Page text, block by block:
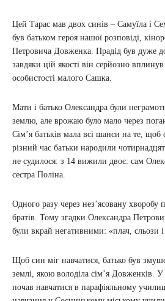
Цей Тарас мав двох синів – Самуїла і
був батьком героя нашої розповіді,
Петровича Довженка. Прадід був дуже
завдяки цій якості він серйозно
особистості малого Сашка.
Мати і батько Олександра були
землю, але врожаю було мало через
Сім’я батьків мала всі шанси на те, щоб
різний час батьки народили
не судилося: з 14 вижили двоє: сам
сестра Поліна.
Одного разу через нез’ясовану хворобу
братів. Тому згадки Олександра
були вкрай негативними: «плач, сльози
Щоб син міг навчатися, батько був
землі, якою володіла сім’я Довженків.
почав навчатися в парафіяльному